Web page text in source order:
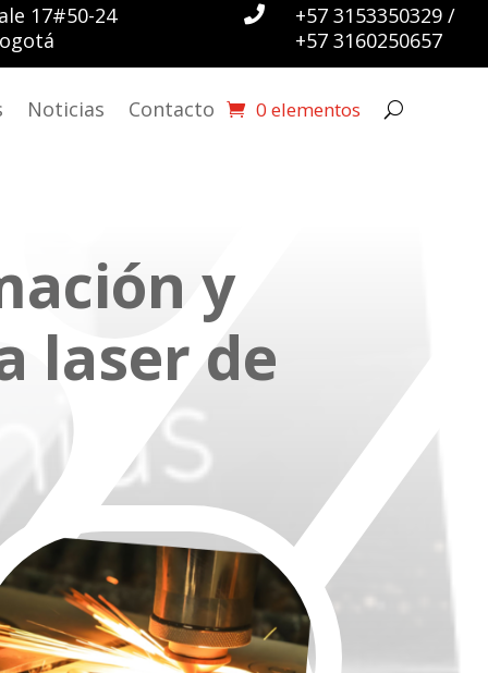
17#50-24

+57 3153350329 /
+57 3160250657
Noticias Contacto 0 elementos
y
laser de